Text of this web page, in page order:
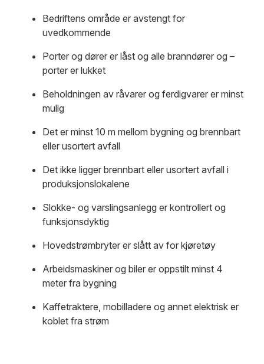
Bedriftens område er avstengt for
uvedkommende
Porter og dører er låst og alle branndører og –
porter er lukket
Beholdningen av råvarer og ferdigvarer er minst
mulig
Det er minst 10 m mellom bygning og brennbart
eller usortert avfall
Det ikke ligger brennbart eller usortert avfall i
produksjonslokalene
Slokke- og varslingsanlegg er kontrollert og
funksjonsdyktig
Hovedstrømbryter er slått av for kjøretøy
Arbeidsmaskiner og biler er oppstilt minst 4
meter fra bygning
Kaffetraktere, mobilladere og annet elektrisk er
koblet fra strøm